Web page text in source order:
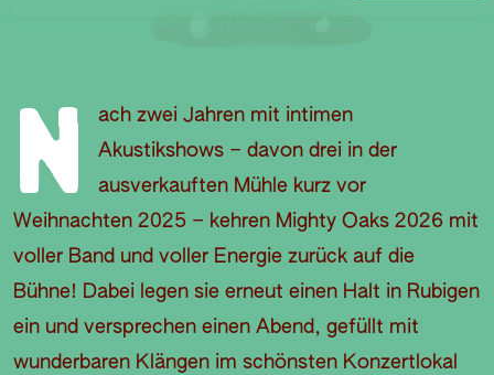
N
ach zwei Jahren mit intimen
Akustikshows – davon drei in der
ausverkauften Mühle kurz vor
Weihnachten 2025 – kehren Mighty Oaks 2026 mit
voller Band und voller Energie zurück auf die
Bühne! Dabei legen sie erneut einen Halt in Rubigen
ein und versprechen einen Abend, gefüllt mit
wunderbaren Klängen im schönsten Konzertlokal